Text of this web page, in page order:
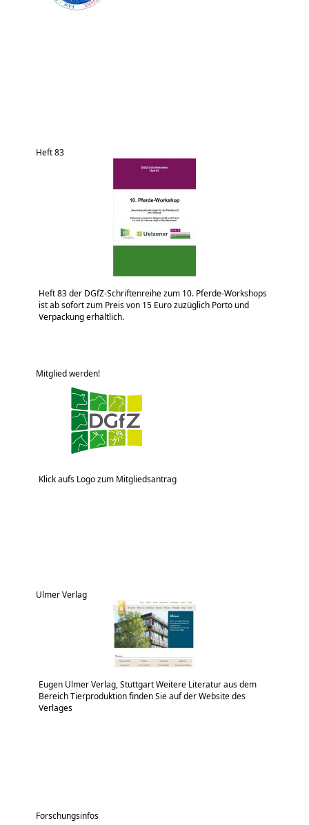
Heft 83
Heft 83 der DGfZ-Schriftenreihe zum 10. Pferde-Workshops
ist ab sofort zum Preis von 15 Euro zuzüglich Porto und
Verpackung erhältlich.
Mitglied werden!
Klick aufs Logo zum Mitgliedsantrag
Ulmer Verlag
Eugen Ulmer Verlag, Stuttgart Weitere Literatur aus dem
Bereich Tierproduktion finden Sie auf der Website des
Verlages
Forschungsinfos